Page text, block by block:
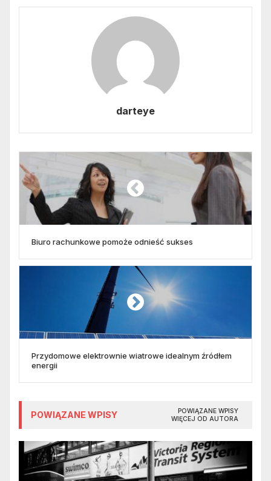
darteye
Biuro rachunkowe pomoże odnieść sukses
Przydomowe elektrownie wiatrowe idealnym źródłem
energii
POWIĄZANE WPISY
POWIĄZANE WPISY
WIĘCEJ OD AUTORA